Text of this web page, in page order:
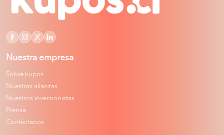
Nuestra empresa
Sobre kupos
Nuestras alianzas
Nuestros inversionistas
Prensa
Contáctanos